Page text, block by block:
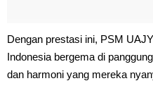
Dengan prestasi ini, PSM
Indonesia bergema di
dan harmoni yang mereka